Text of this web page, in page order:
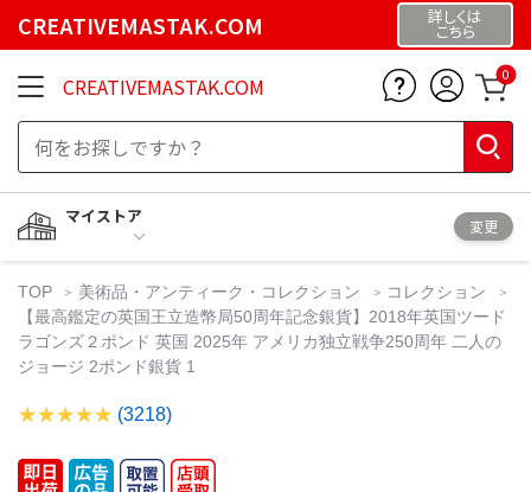
CREATIVEMASTAK.COM 詳しくは
こちら
CREATIVEMASTAK.COM 0
マイストア
変更
TOP 美術品・アンティーク・コレクション
コレクション
【最高鑑定の英国王立造幣局50周年記念銀貨】2018年英国ツード
ラゴンズ２ポンド 英国 2025年 アメリカ独立戦争250周年 二人の
ジョージ 2ポンド銀貨 1
(3218)